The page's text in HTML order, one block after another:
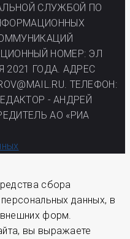
СЛУЖБОЙ ПО
НОМЕР: ЭЛ
2021 ГОДА. АДРЕС
ТЕЛЕФОН:
- АНДРЕЙ
АО «РИА
сбора
данных, в
форм.
вы выражаете